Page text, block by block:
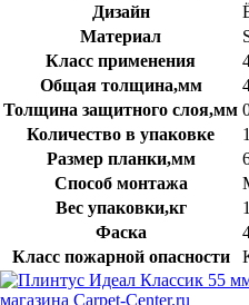
Дизайн
Материал
Класс применения
Общая толщина,мм
Толщина защитного слоя,мм
Количество в упаковке
Размер планки,мм
Способ монтажа
Вес упаковки,кг
Фаска
Класс пожарной опасности